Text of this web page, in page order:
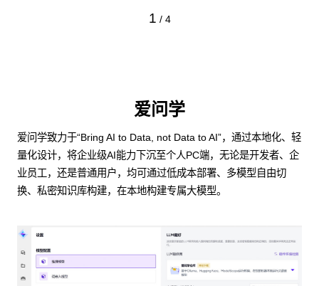
1 / 4
爱问学
爱问学致力于“Bring AI to Data, not Data to AI”，通过本地化、轻
量化设计，将企业级AI能力下沉至个人PC端，无论是开发者、企
业员工，还是普通用户，均可通过低成本部署、多模型自由切
换、私密知识库构建，在本地构建专属大模型。